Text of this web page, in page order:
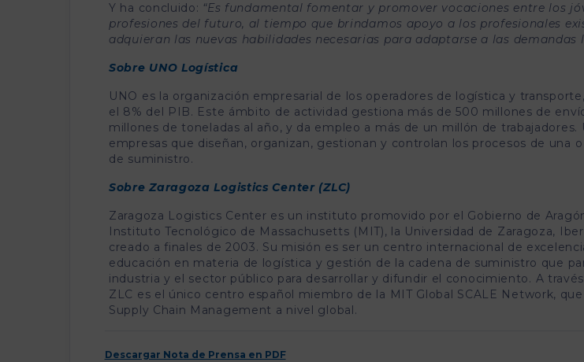
Y ha concluido: “Es fundamental fomentar y promover vocaciones entre los
profesiones del futuro, al tiempo que brindamos apoyo a los profesionales
adquieran las nuevas habilidades necesarias para adaptarse a las demandas
Sobre UNO Logística
UNO es la organización empresarial de los operadores de logística y
el 8% del PIB. Este ámbito de actividad gestiona más de 500 millones de
millones de toneladas al año, y da empleo a más de un millón de trabajadores.
empresas que diseñan, organizan, gestionan y controlan los procesos de una
de suministro.
Sobre Zaragoza Logistics Center (ZLC)
Zaragoza Logistics Center es un instituto promovido por el Gobierno de
Instituto Tecnológico de Massachusetts (MIT), la Universidad de Zaragoza,
creado a finales de 2003. Su misión es ser un centro internacional de
educación en materia de logística y gestión de la cadena de suministro que
industria y el sector público para desarrollar y difundir el conocimiento. A
ZLC es el único centro español miembro de la MIT Global SCALE Network,
Supply Chain Management a nivel global.
Descargar Nota de Prensa en PDF